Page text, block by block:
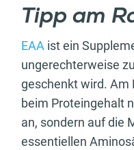
Tipp am
EAA ist ein
ungerechterweise
geschenkt wird. Am
beim Proteingehalt
an, sondern auf die
essentiellen